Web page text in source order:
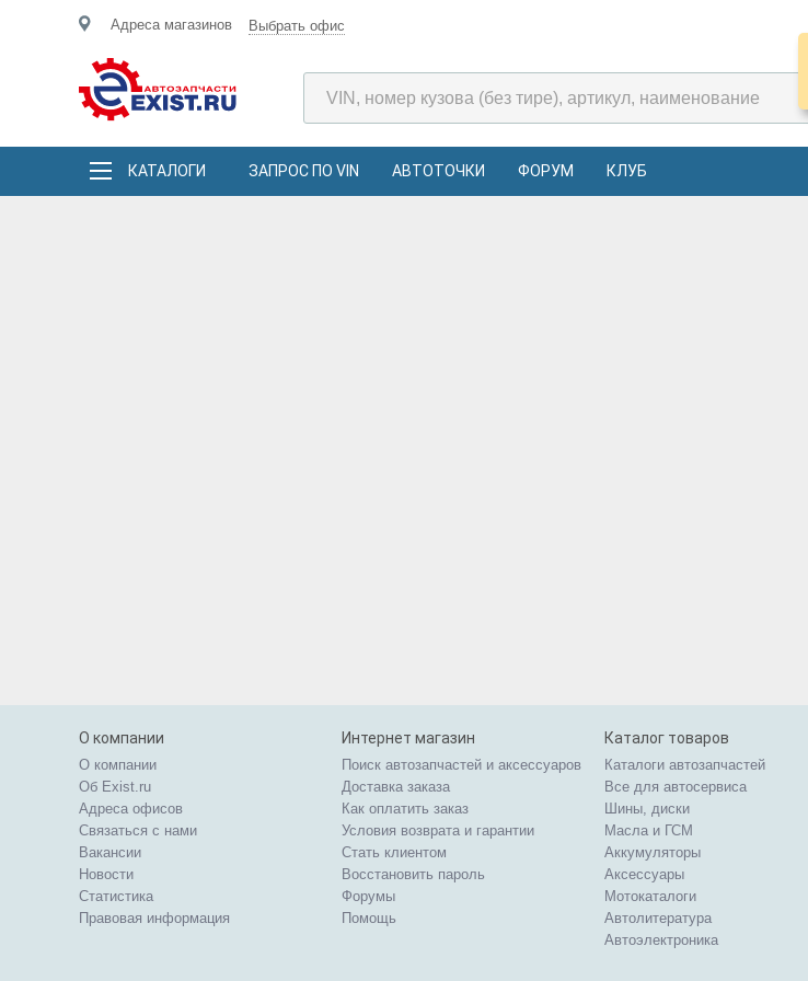
Адреса магазинов Выбрать офис
КАТАЛОГИ ЗАПРОС ПО VIN АВТОТОЧКИ ФОРУМ КЛУБ
О компании
О компании
Об Exist.ru
Адреса офисов
Связаться с нами
Вакансии
Новости
Статистика
Правовая информация
Интернет магазин
Поиск автозапчастей и аксессуаров
Доставка заказа
Как оплатить заказ
Условия возврата и гарантии
Стать клиентом
Восстановить пароль
Форумы
Помощь
Каталог товаров
Каталоги автозапчастей
Все для автосервиса
Шины, диски
Масла и ГСМ
Аккумуляторы
Аксессуары
Мотокаталоги
Автолитература
Автоэлектроника